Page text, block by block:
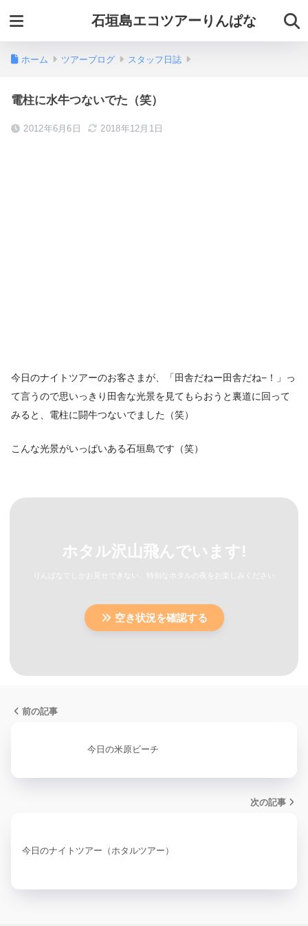
石垣島エコツアーりんぱな
ホーム ツアーブログ スタッフ日誌
電柱に水牛つないでた（笑）
2012年6月6日 2018年12月1日
今日のナイトツアーのお客さまが、「田舎だねー田舎だね−！」っ
て言うので思いっきり田舎な光景を見てもらおうと裏道に回って
みると、電柱に闘牛つないでました（笑）
こんな光景がいっぱいある石垣島です（笑）
ホタル沢山飛んでいます!
りんぱなでしかお見せできない、特別なホタルの夜をお楽しみください
空き状況を確認する
前の記事
今日の米原ビーチ
次の記事
今日のナイトツアー（ホタルツアー）